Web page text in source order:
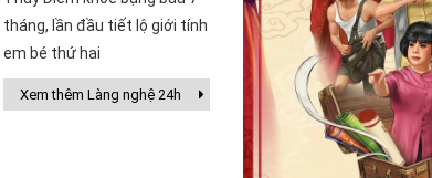
tháng, lần đầu tiết lộ giới tính
em bé thứ hai
Xem thêm Làng nghệ 24h